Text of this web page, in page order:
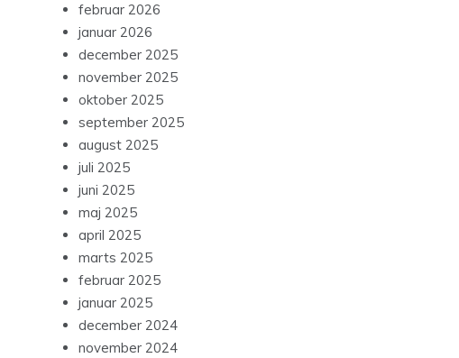
februar 2026
januar 2026
december 2025
november 2025
oktober 2025
september 2025
august 2025
juli 2025
juni 2025
maj 2025
april 2025
marts 2025
februar 2025
januar 2025
december 2024
november 2024